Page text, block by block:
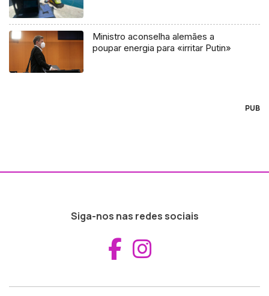
Ministro aconselha alemães a
poupar energia para «irritar Putin»
PUB
Siga-nos nas redes sociais
Aceder ao